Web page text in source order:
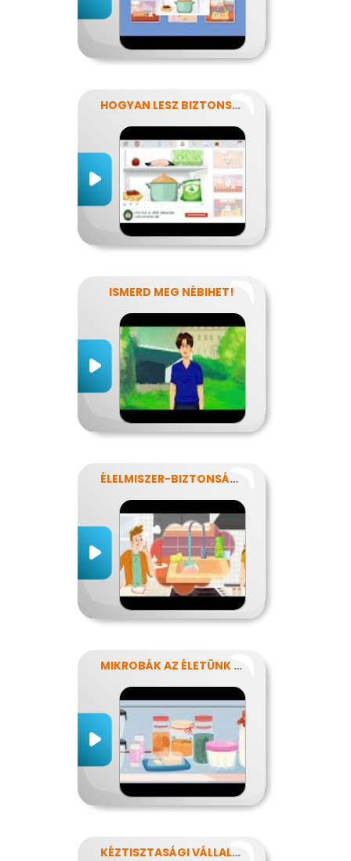
HOGYAN LESZ BIZTONSÁGOS, AMIT MEGESZEL?
ISMERD MEG NÉBIHET!
ÉLELMISZER-BIZTONSÁG, NÉBIH, EFSA
MIKROBÁK AZ ÉLETÜNK SZÁMOS TERÜLETÉN
KÉZTISZTASÁGI VÁLLALAT